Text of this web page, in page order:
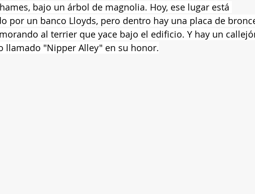
bajo un árbol de magnolia. Hoy, ese lugar está
por un banco Lloyds, pero dentro hay una placa de
al terrier que yace bajo el edificio. Y hay un
llamado "Nipper Alley" en su honor.